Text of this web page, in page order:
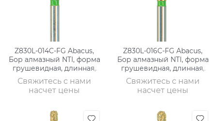
Z830L-014C-FG Abacus,
Бор алмазный NTI, форма
грушевидная, длинная,
Свяжитесь с нами
насчет цены
Z830L-016C-FG Abacus,
Бор алмазный NTI, форма
грушевидная, длинная,
Свяжитесь с нами
насчет цены